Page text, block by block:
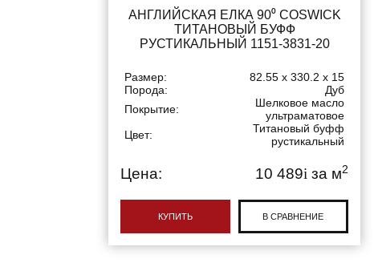
АНГЛИЙСКАЯ ЕЛКА 90⁰ COSWICK
ТИТАНОВЫЙ БУФФ
РУСТИКАЛЬНЫЙ 1151-3831-20
Размер:
82.55 x 330.2 x 15
Порода:
Дуб
Покрытие:
Шелковое масло
ультраматовое
Цвет:
Титановый буфф
рустикальный
Цена: 10 489i за м2
КУПИТЬ В СРАВНЕНИЕ